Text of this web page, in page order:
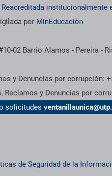
Reacreditada institucionalmente
por MinEducación
02 Barrio Alamos - Pereira -
y Denuncias por corrupción:
Reclamos y Denuncias por
solicitudes
de Seguridad de la